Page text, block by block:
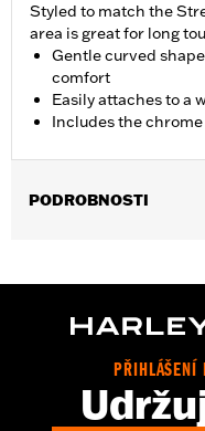
Styled to match the
area is great for long
Gentle curved
comfort
Easily attaches to a
Includes the
PODROBNOSTI
Upright P/N 52723-06A,
Upright P/N 52300257 or
Bar Upright 52300415
Bar Uprights. Pad height
PŘIHLÁŠENÍ